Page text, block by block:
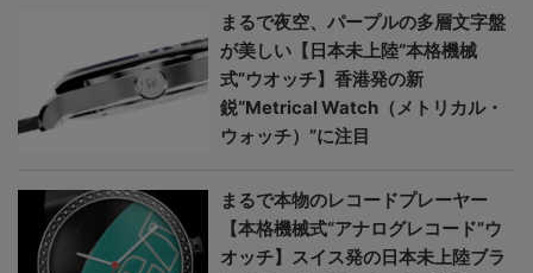
まるで夜空、パープルの多層文字盤
が美しい【日本未上陸“本格機械
式”ウオッチ】香港発の新
鋭“Metrical Watch（メトリカル・
ウォッチ）”に注目
まるで本物のレコードプレーヤー
【本格機械式“アナログレコード”ウ
オッチ】スイス発の日本未上陸ブラ